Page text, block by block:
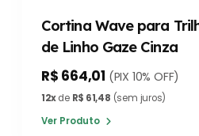
Cortina Wave para
de Linho Gaze Cinza
R$ 664,01 (PIX 10% OFF)
12xde R$ 61,48 (sem juros)
Ver Produto